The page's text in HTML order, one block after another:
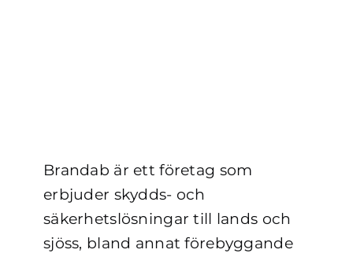
Brandab är ett företag som
erbjuder skydds- och
säkerhetslösningar till lands och
sjöss, bland annat förebyggande